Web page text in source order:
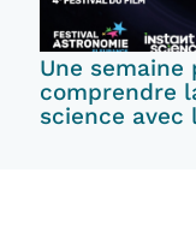
Une
comprendre
science avec